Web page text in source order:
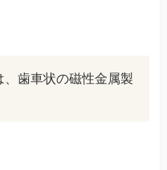
歯車状の磁性金属製